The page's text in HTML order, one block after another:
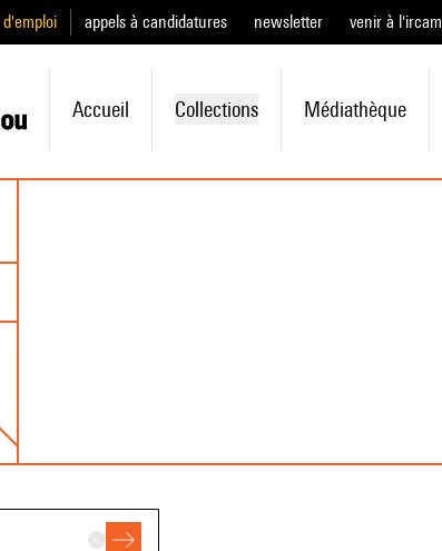
appels à candidatures newsletter venir à l'ircam
Accueil Collections Médiathèque